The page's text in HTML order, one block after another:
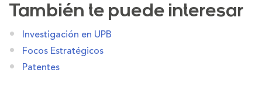
También te puede interesar
Investigación en UPB
Focos Estratégicos
Patentes